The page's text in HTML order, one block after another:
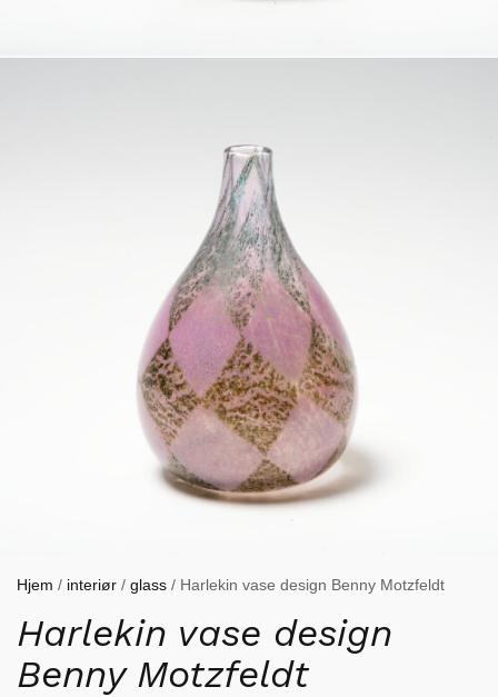
Hjem / interiør / glass / Harlekin vase design Benny Motzfeldt
Harlekin vase design
Benny Motzfeldt